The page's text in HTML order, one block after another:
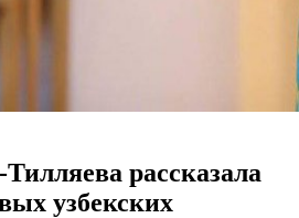
рассказала
узбекских